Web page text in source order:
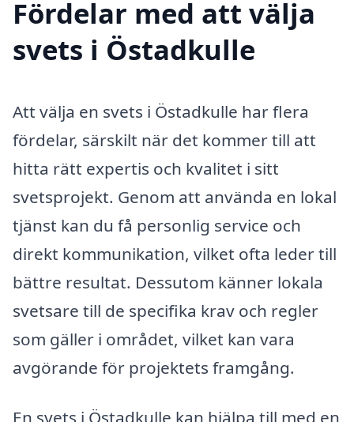
Fördelar med att välja
svets i Östadkulle
Att välja en svets i Östadkulle har flera
fördelar, särskilt när det kommer till att
hitta rätt expertis och kvalitet i sitt
svetsprojekt. Genom att använda en lokal
tjänst kan du få personlig service och
direkt kommunikation, vilket ofta leder till
bättre resultat. Dessutom känner lokala
svetsare till de specifika krav och regler
som gäller i området, vilket kan vara
avgörande för projektets framgång.
En svets i Östadkulle kan hjälpa till med en